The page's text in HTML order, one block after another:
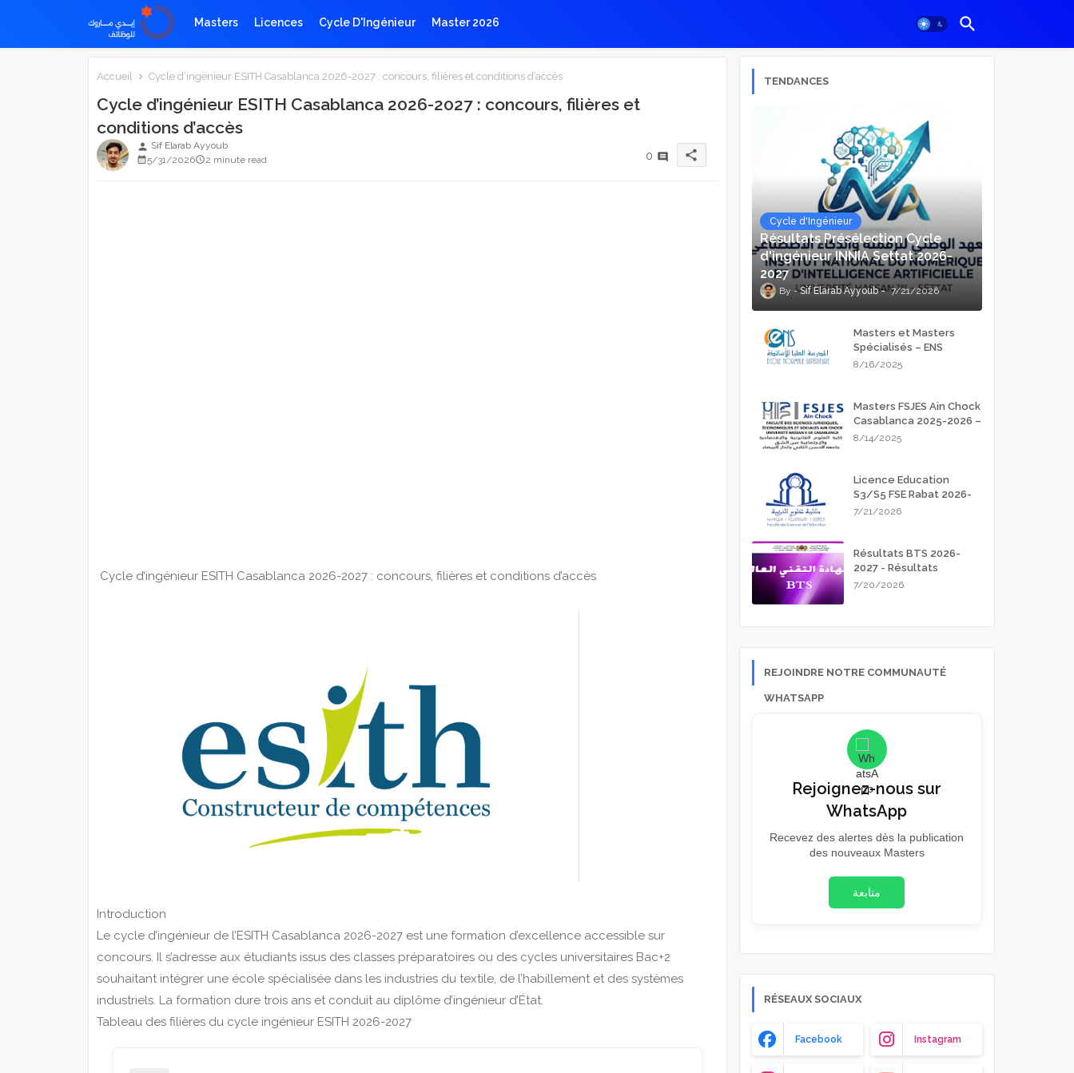
Masters Licences Cycle D'Ingénieur Master 2026
Accueil Cycle d’ingénieur ESITH Casablanca 2026-2027 : concours, filières et conditions d’accès
Cycle d’ingénieur ESITH Casablanca 2026-2027 : concours, filières et
conditions d’accès
person Sif Elarab Ayyoub
5/31/2026
2 minute read 0 share
Cycle d’ingénieur ESITH Casablanca 2026-2027 : concours, filières et conditions d’accès
Introduction
Le cycle d’ingénieur de l’ESITH Casablanca 2026-2027 est une formation d’excellence accessible sur
concours. Il s’adresse aux étudiants issus des classes préparatoires ou des cycles universitaires Bac+2
souhaitant intégrer une école spécialisée dans les industries du textile, de l’habillement et des systèmes
industriels. La formation dure trois ans et conduit au diplôme d’ingénieur d’État.
Tableau des filières du cycle ingénieur ESITH 2026-2027
TENDANCES
Cycle d'Ingénieur
Résultats Présélection Cycle
d'ingénieur INNIA Settat 2026-
2027
Sif Elarab Ayyoub 7/21/2026
Masters et Masters
Spécialisés – ENS
Meknès 2025-2026
8/16/2025
Masters FSJES Ain Chock
Casablanca 2025-2026 –
Guide Complet des
8/14/2025
Licence Education
S3/S5 FSE Rabat 2026-
2027
7/21/2026
Résultats BTS 2026-
2027 - Résultats
d'admission
7/20/2026
REJOINDRE NOTRE COMMUNAUTÉ
WHATSAPP
Rejoignez-nous sur
WhatsApp
Recevez des alertes dès la publication
des nouveaux Masters
متابعة
RÉSEAUX SOCIAUX
Facebook Instagram